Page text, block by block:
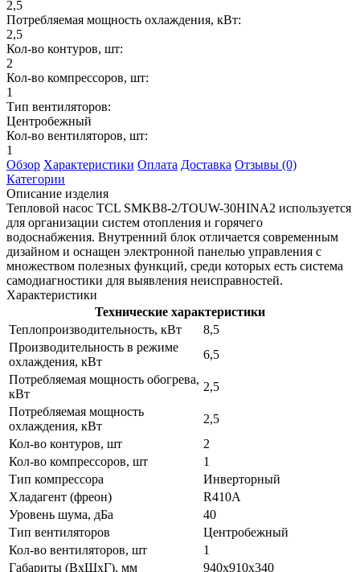
2,5
Потребляемая мощность охлаждения, кВт:
2,5
Кол-во контуров, шт:
2
Кол-во компрессоров, шт:
1
Тип вентиляторов:
Центробежный
Кол-во вентиляторов, шт:
1
Обзор Характеристики Оплата Доставка Отзывы (0)
Категории
Описание изделия
Тепловой насос TCL SMKB8-2/TOUW-30HINA2 используется
для организации систем отопления и горячего
водоснабжения. Внутренний блок отличается современным
дизайном и оснащен электронной панелью управления с
множеством полезных функций, среди которых есть система
самодиагностики для выявления неисправностей.
Характеристики
Технические характеристики
Теплопроизводительность, кВт
8,5
Производительность в режиме
охлаждения, кВт
6,5
Потребляемая мощность обогрева,
кВт
2,5
Потребляемая мощность
охлаждения, кВт
2,5
Кол-во контуров, шт
2
Кол-во компрессоров, шт
1
Тип компрессора
Инверторный
Хладагент (фреон)
R410А
Уровень шума, дБа
40
Тип вентиляторов
Центробежный
Кол-во вентиляторов, шт
1
Габариты (ВxШxГ), мм
940x910x340